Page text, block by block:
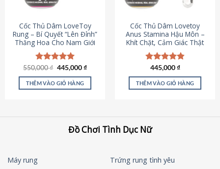
Cốc Thủ Dâm LoveToy
Rung – Bí Quyết “Lên Đỉnh”
Thăng Hoa Cho Nam Giới
Được xếp
hạng5.00
5 sao
550,000₫ Giá
là:
550,000 ₫.
445,000₫Giá
tại
THÊM VÀO GIỎ HÀNG
Cốc Thủ Dâm Lovetoy
Anus Stamina Hậu Môn –
Khít Chặt, Cảm Giác Thật
Được xếp
hạng4.84
5 sao
445,000₫
THÊM VÀO GIỎ HÀNG
Đồ Chơi Tình Dục Nữ
Máy rung
Trứng rung tình yêu